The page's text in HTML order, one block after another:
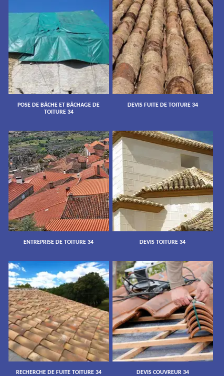
POSE DE BÂCHE ET BÂCHAGE DE
TOITURE 34
DEVIS FUITE DE TOITURE 34
ENTREPRISE DE TOITURE 34 DEVIS TOITURE 34
RECHERCHE DE FUITE TOITURE 34 DEVIS COUVREUR 34